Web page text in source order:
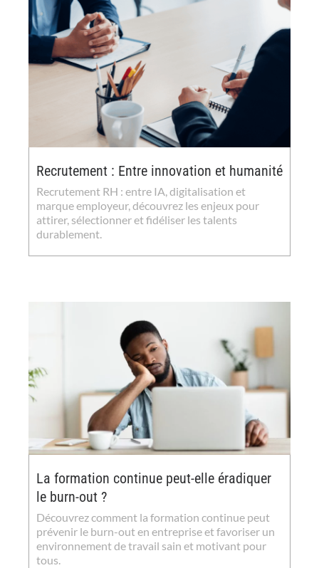
Recrutement : Entre innovation et humanité
Recrutement RH : entre IA, digitalisation et
marque employeur, découvrez les enjeux pour
attirer, sélectionner et fidéliser les talents
durablement.
La formation continue peut-elle éradiquer
le burn-out ?
Découvrez comment la formation continue peut
prévenir le burn-out en entreprise et favoriser un
environnement de travail sain et motivant pour
tous.